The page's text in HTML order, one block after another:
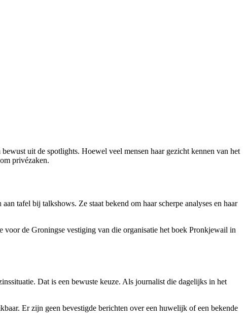
uit de spotlights. Hoewel veel mensen haar gezicht kennen van het
privézaken.
tafel bij talkshows. Ze staat bekend om haar scherpe analyses en haar
de Groningse vestiging van die organisatie het boek Pronkjewail in
Dat is een bewuste keuze. Als journalist die dagelijks in het
Er zijn geen bevestigde berichten over een huwelijk of een bekende